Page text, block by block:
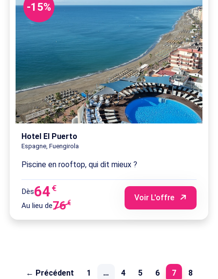
-15%
Hotel El Puerto
Espagne, Fuengirola
Piscine en rooftop, qui dit mieux ?
Dès64 €
Au lieu de76€
Voir L'offre
← Précédent 1 … 4 5 6 7(current)
8